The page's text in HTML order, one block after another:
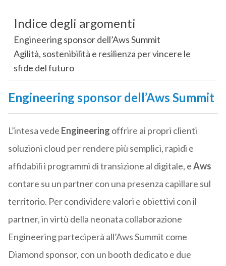
Indice degli argomenti
Engineering sponsor dell’Aws Summit
Agilità, sostenibilità e resilienza per vincere le
sfide del futuro
Engineering sponsor dell’Aws Summit
L’intesa vede Engineering offrire ai propri clienti
soluzioni cloud per rendere più semplici, rapidi e
affidabili i programmi di transizione al digitale, eAws
contare su un partner con una presenza capillare sul
territorio. Per condividere valori e obiettivi con il
partner, in virtù della neonata collaborazione
Engineering parteciperà all’Aws Summit come
Diamond sponsor, con un booth dedicato e due